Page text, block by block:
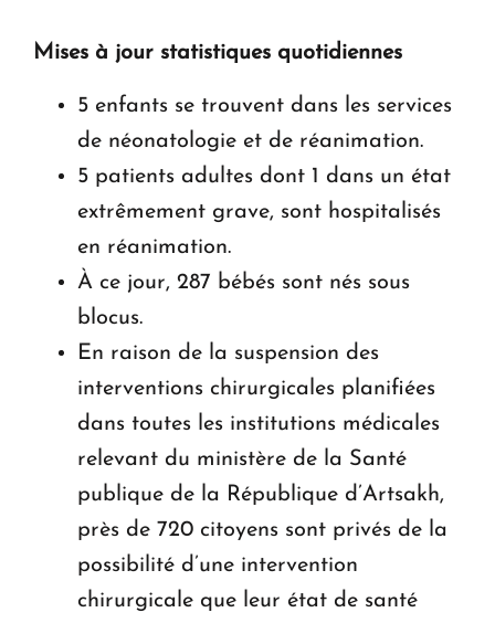
Mises à jour statistiques quotidiennes
5 enfants se trouvent dans les services
de néonatologie et de réanimation.
5 patients adultes dont 1 dans un état
extrêmement grave, sont hospitalisés
en réanimation.
À ce jour, 287 bébés sont nés sous
blocus.
En raison de la suspension des
interventions chirurgicales planifiées
dans toutes les institutions médicales
relevant du ministère de la Santé
publique de la République d’Artsakh,
près de 720 citoyens sont privés de la
possibilité d’une intervention
chirurgicale que leur état de santé